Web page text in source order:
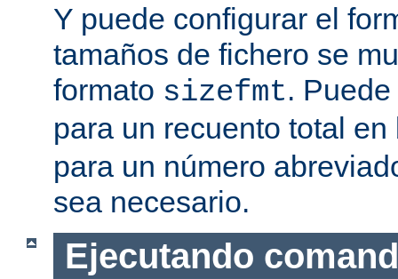
Y puede configurar el
tamaños de fichero se
formato sizefmt.
para un recuento total
para un número
sea necesario.
Ejecutando